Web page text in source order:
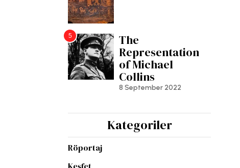
5
The
Representation
of Michael
Collins
8 September 2022
Kategoriler
Röportaj